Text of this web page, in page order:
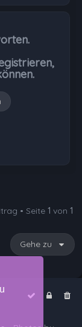
• Seite 1 von 1
Gehe zu